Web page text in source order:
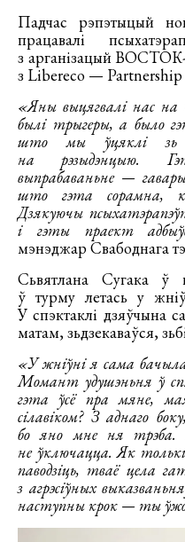
Падчас рэпэтыцый
працавалі
з арганізацый ВОСТОК-
з Libereco —
«Яны выцягвалі нас
былі трыгеры, а было
што мы ўцяклі зь
на рэзыдэнцыю.
выпрабаваньне —
што гэта сорамна,
Дзякуючы
і гэты праект
мэнэджар Свабоднага
Cьвятлана Сугака ў
ў турму летась у
У спэктаклі дзяўчына
матам, зьдзекаваўся,
«У жніўні я сама
Момант удушэньня ў
гэта ўсё пра мяне,
сілавіком? З аднаго
бо яно мне ня трэба.
не ўключацца. Як
паводзіць, тваё цела
з агрэсіўных
наступны крок — ты